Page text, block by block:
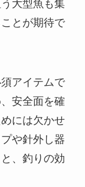
大型魚も集
とが期待で
アイテムで
安全面を確
には欠かせ
や針外し器
、釣りの効